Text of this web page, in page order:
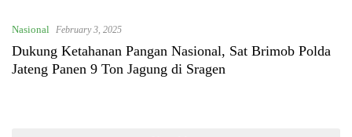
Nasional February 3, 2025
Dukung Ketahanan Pangan Nasional, Sat Brimob Polda
Jateng Panen 9 Ton Jagung di Sragen